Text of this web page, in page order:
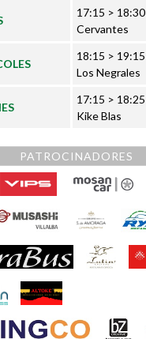
05-06-2021
29-05-2021
17:15 > 18:30
Cervantes
18:15 > 19:15
Los Negrales
17:15 > 18:25
Kike Blas
PATROCINADORES